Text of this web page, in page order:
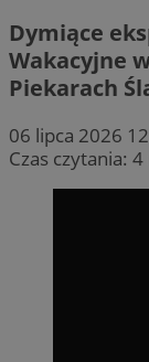
Dymiące
Wakacyjne
Piekarach
06 lipca 2026
Czas czytania: